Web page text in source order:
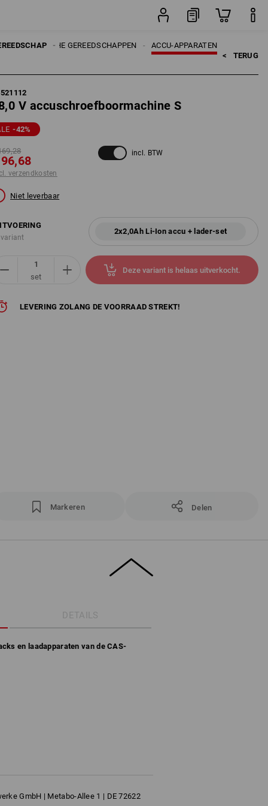
ACCU-APPARATEN
ELEKTRISCHE GEREEDSCHAPPEN
< TERUG
V accuschroefboormachine S
-42%
verzendkosten
incl. BTW
Niet leverbaar
2x2,0Ah Li-Ion accu + lader-set
set
Deze variant is helaas uitverkocht.
LEVERING ZOLANG DE VOORRAAD STREKT!
Markeren Delen
DETAILS
en laadapparaten van de CAS-
GmbH | Metabo-Allee 1 | DE 72622